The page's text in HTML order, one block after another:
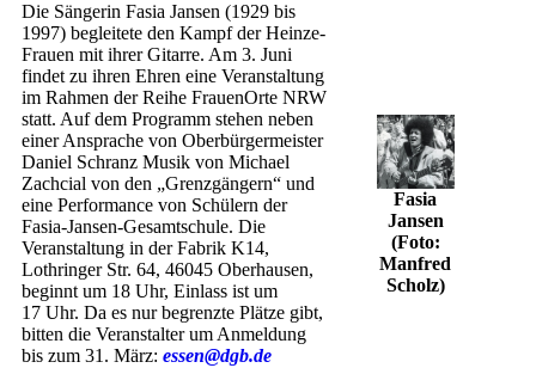
Die Sängerin Fasia Jansen (1929 bis
1997) begleitete den Kampf der Heinze-
Frauen mit ihrer Gitarre. Am 3. Juni
findet zu ihren Ehren eine Veranstaltung
im Rahmen der Reihe FrauenOrte NRW
statt. Auf dem Programm stehen neben
einer Ansprache von Oberbürgermeister
Daniel Schranz Musik von Michael
Zachcial von den „Grenzgängern“ und
eine Performance von Schülern der
Fasia-Jansen-Gesamtschule. Die
Veranstaltung in der Fabrik K14,
Lothringer Str. 64, 46045 Oberhausen,
beginnt um 18 Uhr, Einlass ist um
17 Uhr. Da es nur begrenzte Plätze gibt,
bitten die Veranstalter um Anmeldung
bis zum 31. März: essen@dgb.de
Fasia
Jansen
(Foto:
Manfred
Scholz)